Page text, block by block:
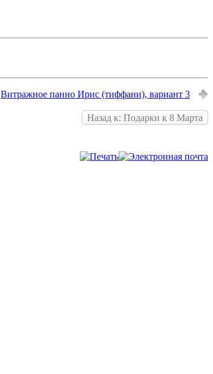
Витражное панно Ирис (тиффани), вариант 3
Назад к: Подарки к 8 Марта